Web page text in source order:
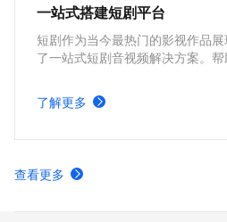
一站式搭建短剧平台
短剧作为当今最热门的影视作品
了一站式短剧音视频解决方案。
能生产的短剧平台。
了解更多
查看更多